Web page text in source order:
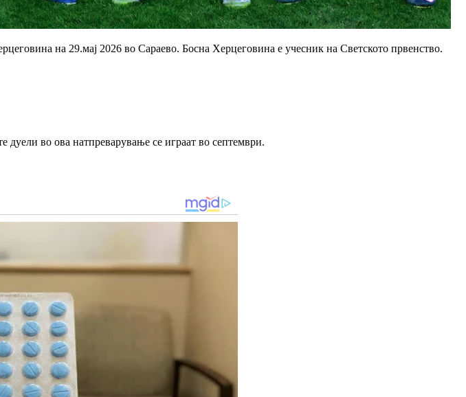
на 29.мај 2026 во Сараево. Босна Херцеговина е учесник на Светското првенство.
во ова натпреварување се играат во септември.